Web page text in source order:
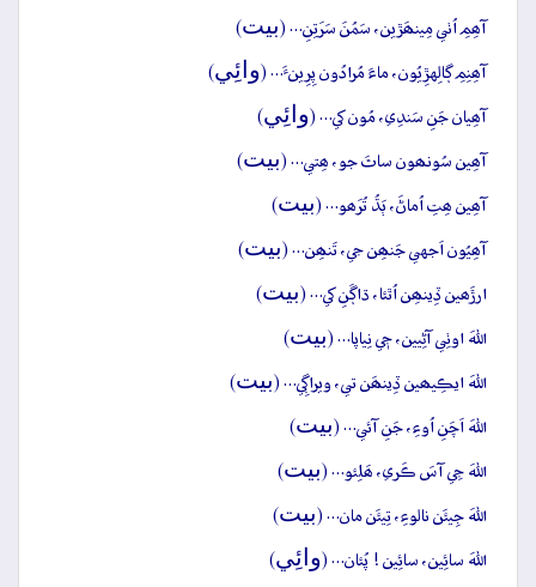
آھِمِ اُٺي مِينھَڙين، سَمُنَ سَرَتِنِ… (بيت)
آھِنِمِ ڳالِهڙِيُون، ماءَ مُرادُون پِرِينءَ… (وائِي)
آھِيان جَنِ سَندِي، مُون کي… (وائِي)
آھِين سُونھون ساٿَ جو، ھِتي… (بيت)
آھِين ھِتِ اُماڻَ، ٻَڌُ تُرَھو… (بيت)
آھِيُون اَجهي جَنھِن جي، تَنھِن… (بيت)
ارڙَھين ڏِينھِن اُٿئا، ڌاڳَنِ کي… (بيت)
اللهَ اوٺِي آڻِيين، جٖي نِياپا… (بيت)
اللهَ ايڪِيھين ڏِينھَن تي، ويراڳِي… (بيت)
اللهَ اَچَنِ اُوءِ، جَنِ آئي… (بيت)
اللهَ جِي آسَ ڪَري، ھَلِئو… (بيت)
اللهَ جِيئَن نالوءِ، تِيئَن مان… (بيت)
اللهَ سائِين، سائِين ! پُئان… (وائِي)